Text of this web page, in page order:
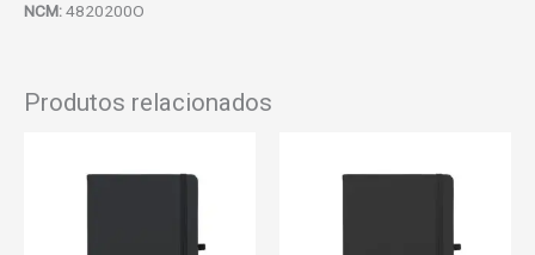
NCM:4820200O
Produtos relacionados